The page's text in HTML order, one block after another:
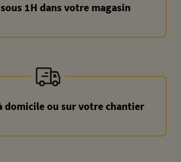
1H dans votre magasin
domicile ou sur votre chantier